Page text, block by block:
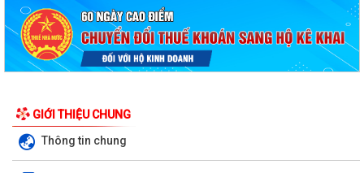
GIỚI THIỆU CHUNG
Thông tin chung